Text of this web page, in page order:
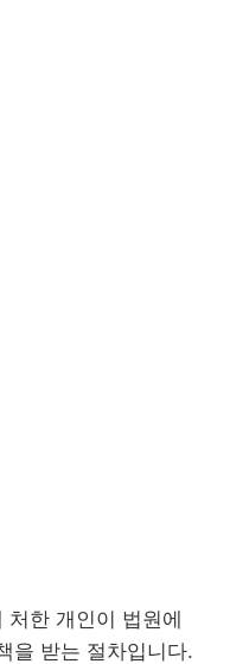
한 개인이 법원에
을 받는 절차입니다.